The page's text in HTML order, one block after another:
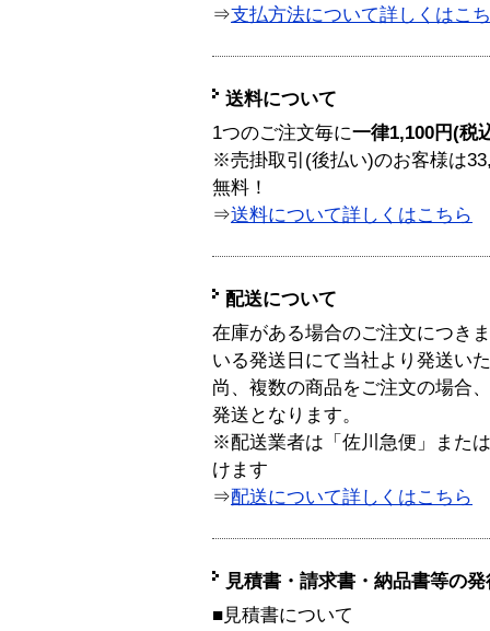
⇒支払方法について詳しくはこ
送料について
1つのご注文毎に一律1,100円(税
※売掛取引(後払い)のお客様は
無料！
⇒送料について詳しくはこちら
配送について
在庫がある場合のご注文につき
いる発送日にて当社より発送い
尚、複数の商品をご注文の場合
発送となります。
※配送業者は「佐川急便」また
けます
⇒配送について詳しくはこちら
見積書・請求書・納品書等の
■見積書について